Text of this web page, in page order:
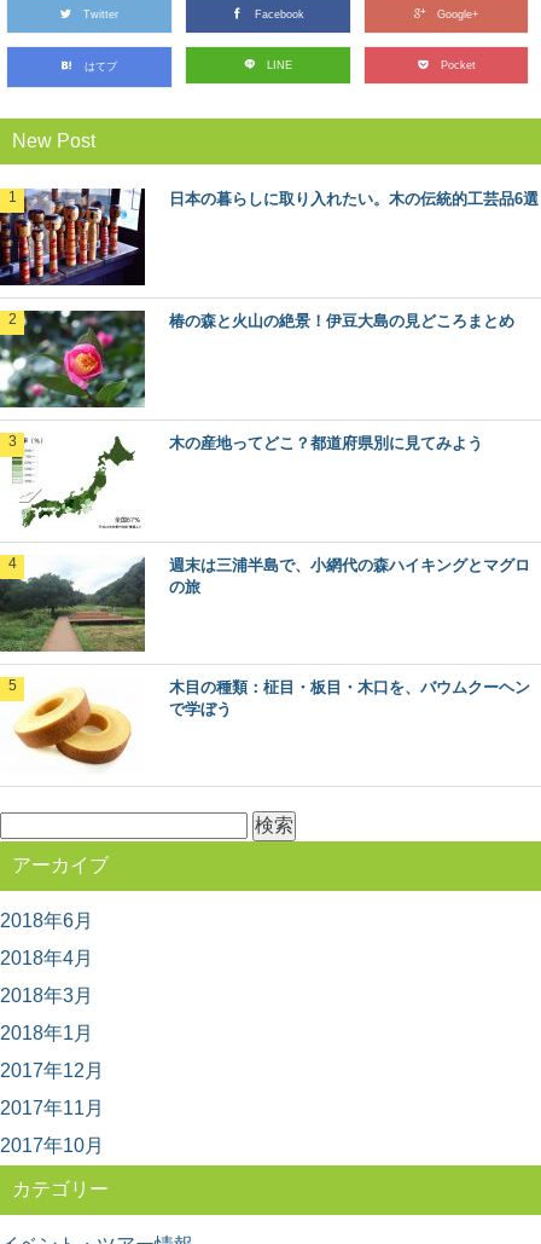
マニアもビギナーも楽しめる！？「林業機械
展」に行ってきた
林業のリアルがわかる！今ドキのきこりブロ
日本人なら知っておきたい日本の木材をご紹介するシリ
ーズ。 今回は、広葉樹の中でも身近に利用され...
スコ世界文化遺産に登録された、島根県大田市にあ...
Twitter Facebook Google+
はてブ LINE Pocket
New Post
日本の暮らしに取り入れたい。木の伝統的工芸品6選
椿の森と火山の絶景！伊豆大島の見どころまとめ
木の産地ってどこ？都道府県別に見てみよう
週末は三浦半島で、小網代の森ハイキングとマグロ
の旅
木目の種類：柾目・板目・木口を、バウムクーヘン
で学ぼう
索:
アーカイブ
2018年6月
2018年4月
2018年3月
2018年1月
2017年12月
2017年11月
2017年10月
カテゴリー